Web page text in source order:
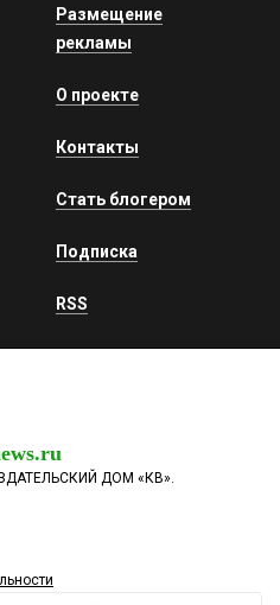
Размещение
рекламы
О проекте
Контакты
Стать блогером
Подписка
RSS
ДОМ «КВ».